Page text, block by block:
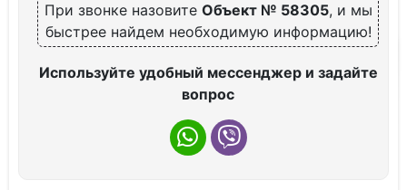
При звонке назовите Объект № 58305, и мы
быстрее найдем необходимую информацию!
Используйте удобный мессенджер и задайте
вопрос